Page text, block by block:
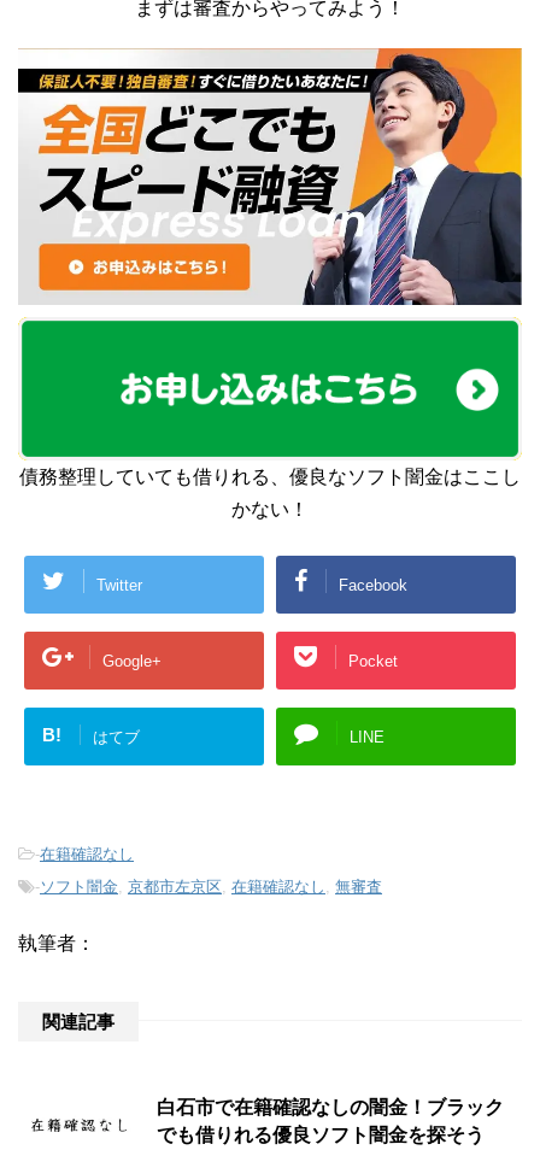
まずは審査からやってみよう！
債務整理していても借りれる、優良なソフト闇金はここし
かない！
Twitter Facebook
Google+ Pocket
B! はてブ LINE
-在籍確認なし
-ソフト闇金, 京都市左京区, 在籍確認なし , 無審査
執筆者：
関連記事
白石市で在籍確認なしの闇金！ブラック
でも借りれる優良ソフト闇金を探そう